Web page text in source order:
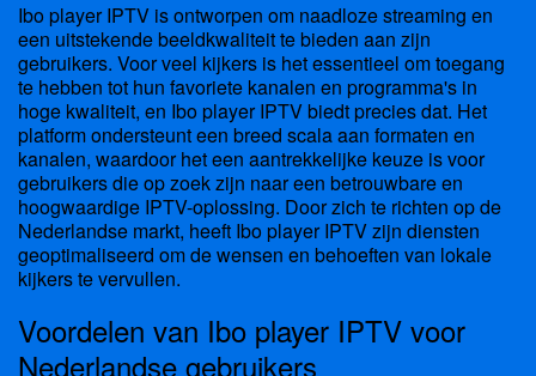
Ibo player IPTV is ontworpen om naadloze streaming en
een uitstekende beeldkwaliteit te bieden aan zijn
gebruikers. Voor veel kijkers is het essentieel om toegang
te hebben tot hun favoriete kanalen en programma's in
hoge kwaliteit, en Ibo player IPTV biedt precies dat. Het
platform ondersteunt een breed scala aan formaten en
kanalen, waardoor het een aantrekkelijke keuze is voor
gebruikers die op zoek zijn naar een betrouwbare en
hoogwaardige IPTV-oplossing. Door zich te richten op de
Nederlandse markt, heeft Ibo player IPTV zijn diensten
geoptimaliseerd om de wensen en behoeften van lokale
kijkers te vervullen.
Voordelen van Ibo player IPTV voor
Nederlandse gebruikers